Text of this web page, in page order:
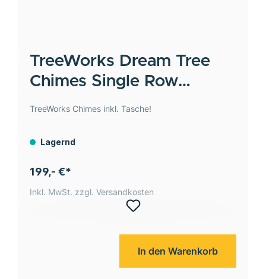
TreeWorks Dream Tree
Chimes Single Row
+TREXL
TreeWorks Chimes inkl. Tasche!
Lagernd
199,- €*
Inkl. MwSt. zzgl. Versandkosten
In den Warenkorb